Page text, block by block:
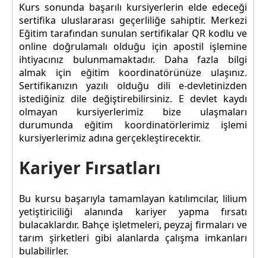
Kurs sonunda başarılı kursiyerlerin elde edeceği
sertifika uluslararası geçerliliğe sahiptir. Merkezi
Eğitim tarafından sunulan sertifikalar QR kodlu ve
online doğrulamalı olduğu için apostil işlemine
ihtiyacınız bulunmamaktadır. Daha fazla bilgi
almak için eğitim koordinatörünüze ulaşınız.
Sertifikanızın yazılı olduğu dili e-devletinizden
istediğiniz dile değiştirebilirsiniz. E devlet kaydı
olmayan kursiyerlerimiz bize ulaşmaları
durumunda eğitim koordinatörlerimiz işlemi
kursiyerlerimiz adına gerçekleştirecektir.
Kariyer Fırsatları
Bu kursu başarıyla tamamlayan katılımcılar, lilium
yetiştiriciliği alanında kariyer yapma fırsatı
bulacaklardır. Bahçe işletmeleri, peyzaj firmaları ve
tarım şirketleri gibi alanlarda çalışma imkanları
bulabilirler.